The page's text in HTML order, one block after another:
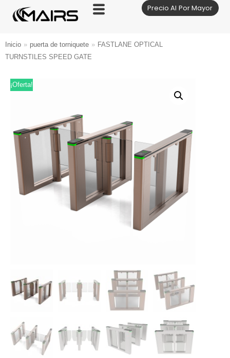
Saltar
al
Precio Al Por Mayor
Inicio » puerta de torniquete » FASTLANE OPTICAL
TURNSTILES SPEED GATE
¡Oferta!